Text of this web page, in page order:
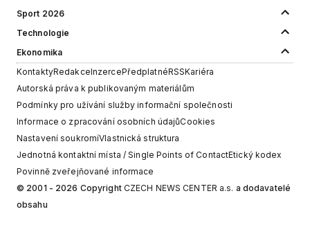
Sport 2026
Technologie
Ekonomika
KontaktyRedakceInzercePředplatnéRSSKariéra
Autorská práva k publikovaným materiálům
Podmínky pro užívání služby informační společnosti
Informace o zpracování osobních údajůCookies
Nastavení soukromíVlastnická struktura
Jednotná kontaktní místa / Single Points of ContactEtický kodex
Povinně zveřejňované informace
© 2001 - 2026 Copyright CZECH NEWS CENTER a.s. a dodavatelé
obsahu